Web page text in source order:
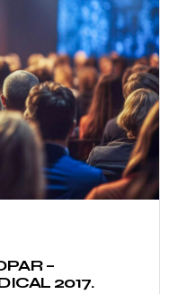
–
2017.